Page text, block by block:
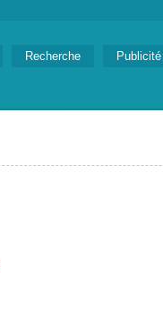
Recherche Publicité